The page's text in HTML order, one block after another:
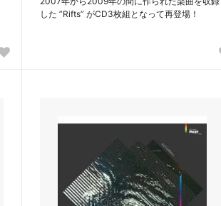
した ”Rifts” がCD3枚組となって再登場！